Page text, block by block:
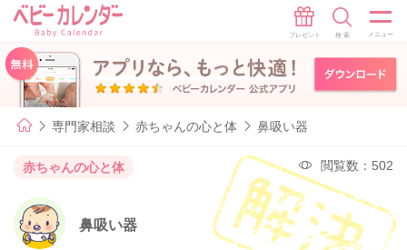
専門家相談 赤ちゃんの心と体 鼻吸い器
赤ちゃんの心と体 閲覧数：502
鼻吸い器